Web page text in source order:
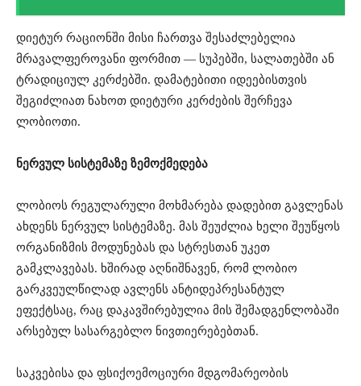
დიეტურ რაციონში მისი ჩართვა შესაძლებელია
მრავალფეროვანი ფორმით — სუპებში, სალათებში ან
ტრადიციულ კერძებში. დამატებითი იდეებისთვის
შეგიძლიათ ნახოთ დიეტური კერძების შერჩევა
ლობიოთი.
ნერვულ სისტემაზე ზემოქმედება
ლობიოს რეგულარული მოხმარება დადებით გავლენას
ახდენს ნერვულ სისტემაზე. მას შეუძლია ხელი შეუწყოს
ორგანიზმის მოდუნებას და სტრესთან უკეთ
გამკლავებას. ხშირად აღნიშნავენ, რომ ლობიო
გარკვეულწილად ავლენს ანტიდეპრესანტულ
ეფექტსაც, რაც დაკავშირებულია მის შემადგენლობაში
არსებულ სასარგებლო ნივთიერებებთან.
საკვებისა და ფსიქოემოციური მდგომარეობის